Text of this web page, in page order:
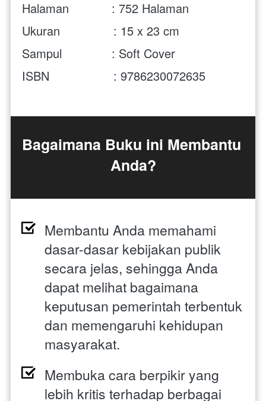
Halaman            : 752 Halaman
Ukuran               : 15 x 23 cm
Sampul              : Soft Cover
ISBN                  : 9786230072635
Bagaimana Buku ini Membantu
Anda?
Membantu Anda memahami
dasar-dasar kebijakan publik
secara jelas, sehingga Anda
dapat melihat bagaimana
keputusan pemerintah terbentuk
dan memengaruhi kehidupan
masyarakat.
Membuka cara berpikir yang
lebih kritis terhadap berbagai